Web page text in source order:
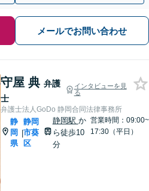
メールでお問い合わせ
守屋 典 弁護
士
インタビューを見
る
弁護士法人GoDo 静岡合同法律事務所
静
岡
県
|
静岡
市葵
区
静岡駅 か
ら徒歩10
分
営業時間：09:00~
17:30（平日）